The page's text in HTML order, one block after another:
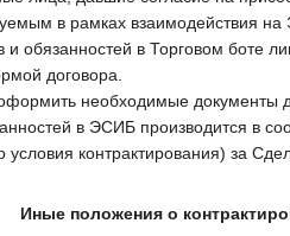
в рамках взаимодействия на
обязанностей в Торговом боте
договора.
необходимые документы
в ЭСИБ производится в
контрактирования) за
Иные положения о